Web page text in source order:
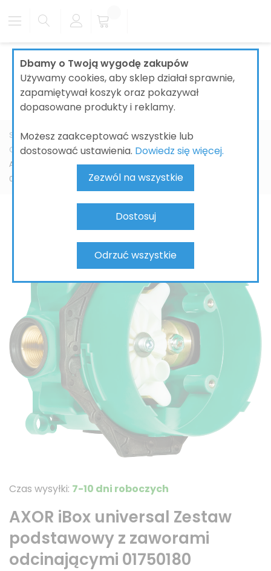
Dbamy o Twoją wygodę zakupów
Używamy cookies, aby sklep działał sprawnie,
zapamiętywał koszyk oraz pokazywał
dopasowane produkty i reklamy.
Możesz zaakceptować wszystkie lub
dostosować ustawienia. Dowiedz się więcej.
Zezwól na wszystkie
Dostosuj
Odrzuć wszystkie
Strona główna ŁAZIENKI
SYSTEMY INSTALACYJNE I ODPŁYWY
OSPRZĘT INSTALACYJNY
do baterii łazienkowych
AXOR iBox universal Zestaw podstawowy z zaworami odcinającymi
01750180
Czas wysyłki: 7-10 dni roboczych
AXOR iBox universal Zestaw
podstawowy z zaworami
odcinającymi 01750180